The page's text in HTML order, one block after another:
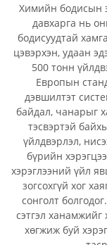
Химийн бодисын
давхарга нь
бодисуудтай
цэвэрхэн, удаан
500 тонн
Европын
дэвшилтэт
байдал, чанарыг
тэсвэртэй
үйлдвэрлэл,
бүрийн
хэрэглээний үйл
зогсохгүй хог
сонголт
сэтгэл ханамжийг
хөгжиж буй